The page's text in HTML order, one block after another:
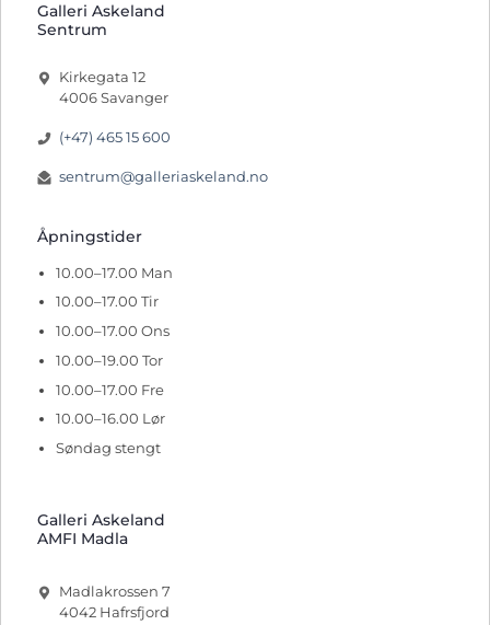
Galleri Askeland
Sentrum
Kirkegata 12
4006 Savanger
(+47) 465 15 600
sentrum@galleriaskeland.no
Åpningstider
10.00–17.00 Man
10.00–17.00 Tir
10.00–17.00 Ons
10.00–19.00 Tor
10.00–17.00 Fre
10.00–16.00 Lør
Søndag stengt
Galleri Askeland
AMFI Madla
Madlakrossen 7
4042 Hafrsfjord